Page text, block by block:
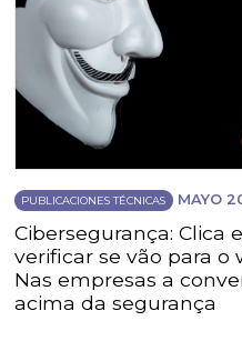
PUBLICACIONES TÉCNICAS MAYO
Cibersegurança: Clica
verificar se vão para o
Nas empresas a
acima da segurança